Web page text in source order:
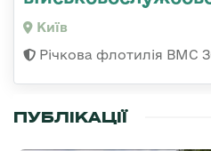
Київ
Річкова флотилія ВМС
ПУБЛІКАЦІЇ